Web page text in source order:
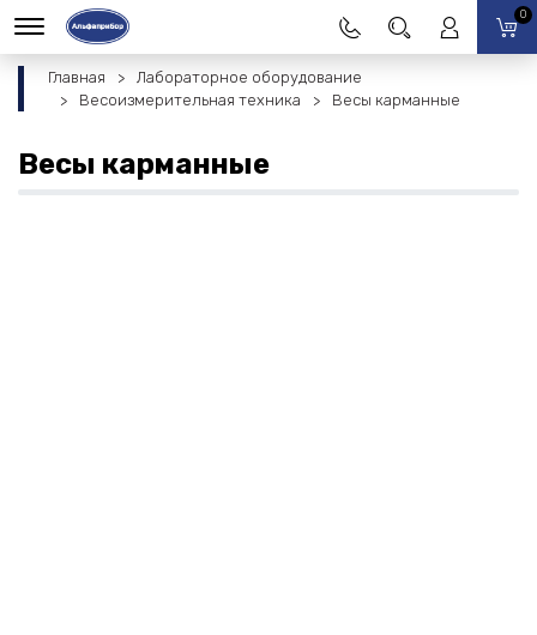
0
Главная
Лабораторное оборудование
Весоизмерительная техника
Весы карманные
Весы карманные